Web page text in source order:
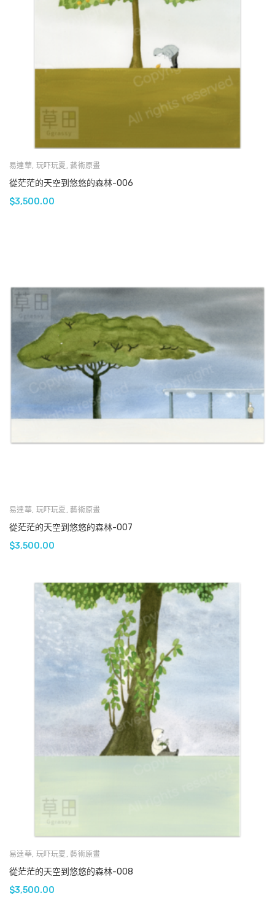
易達華, 玩吓玩夏 , 藝術原畫
從茫茫的天空到悠悠的森林-006
$3,500.00
易達華, 玩吓玩夏 , 藝術原畫
從茫茫的天空到悠悠的森林-007
$3,500.00
易達華, 玩吓玩夏 , 藝術原畫
從茫茫的天空到悠悠的森林-008
$3,500.00